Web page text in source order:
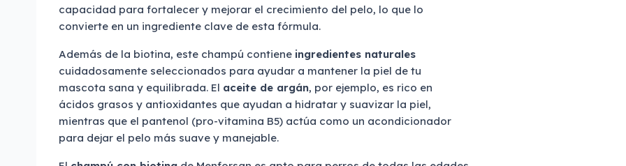
capacidad para fortalecer y mejorar el crecimiento del pelo, lo que lo
convierte en un ingrediente clave de esta fórmula.
Además de la biotina, este champú contiene ingredientes naturales
cuidadosamente seleccionados para ayudar a mantener la piel de tu
mascota sana y equilibrada. El aceite de argán, por ejemplo, es rico en
ácidos grasos y antioxidantes que ayudan a hidratar y suavizar la piel,
mientras que el pantenol (pro-vitamina B5) actúa como un acondicionador
para dejar el pelo más suave y manejable.